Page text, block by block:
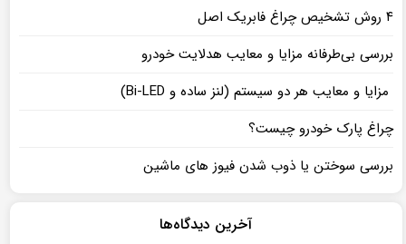
۴ روش تشخیص چراغ فابریک اصل
بررسی بی‌طرفانه مزایا و معایب هدلایت خودرو
مزایا و معایب هر دو سیستم (لنز ساده و Bi-LED)
چراغ پارک خودرو چیست؟
بررسی سوختن یا ذوب شدن فیوز های ماشین
آخرین دیدگاه‌ها